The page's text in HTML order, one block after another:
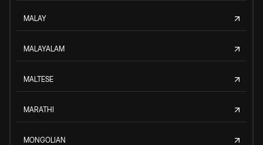
MALAY
MALAYALAM
MALTESE
MARATHI
MONGOLIAN